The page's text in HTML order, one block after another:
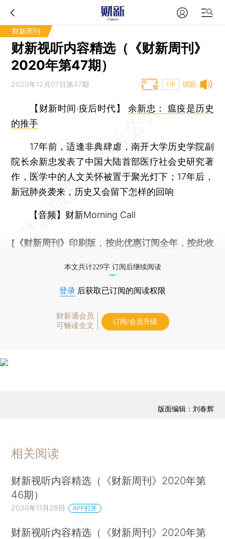
财新周刊
财新视听内容精选（《财新周刊》
2020年第47期）
试听
2020年12月07日第47期 T中
【财新时间·疫后时代】 余新忠： 瘟疫是历史
的推手
17年前，适逢非典肆虐，南开大学历史学院副
院长余新忠发表了中国大陆首部医疗社会史研究著
作，医学中的人文关怀被置于聚光灯下；17年后，
新冠肺炎袭来，历史又会留下怎样的回响
【音频】财新Morning Call
[《财新周刊》印刷版， 按此优惠订阅全年， 按此收
本文共计229字 订阅后继续阅读
登录 后获取已订阅的阅读权限
财新通会员
可畅读全文
订阅/会员升级
版面编辑：刘春辉
相关阅读
财新视听内容精选（《财新周刊》2020年第
46期）
2020年11月28日 APP打开
财新视听内容精选（《财新周刊》2020年第